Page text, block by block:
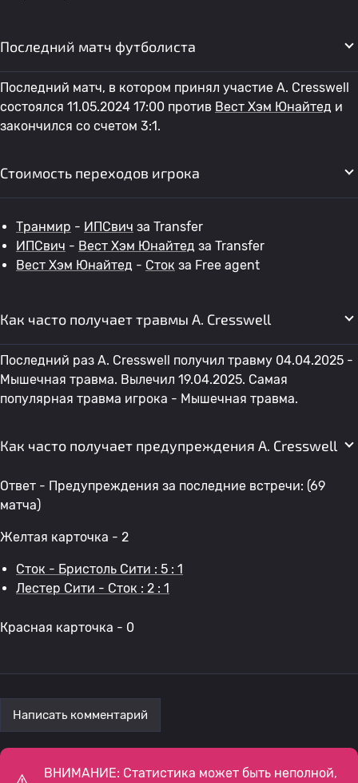
Последний матч футболиста
Последний матч, в котором принял участие A. Cresswell
состоялся 11.05.2024 17:00 против Вест Хэм Юнайтед и
закончился со счетом 3:1.
Стоимость переходов игрока
Транмир - ИПСвич за Transfer
ИПСвич - Вест Хэм Юнайтед за Transfer
Вест Хэм Юнайтед - Сток за Free agent
Как часто получает травмы A. Cresswell
Последний раз A. Cresswell получил травму 04.04.2025 -
Мышечная травма. Вылечил 19.04.2025. Самая
популярная травма игрока - Мышечная травма.
Как часто получает предупреждения A. Cresswell
Ответ - Предупреждения за последние встречи: (69
матча)
Желтая карточка - 2
Сток - Бристоль Сити : 5 : 1
Лестер Сити - Сток : 2 : 1
Красная карточка - 0
Написать комментарий
ВНИМАНИЕ: Статистика может быть неполной,